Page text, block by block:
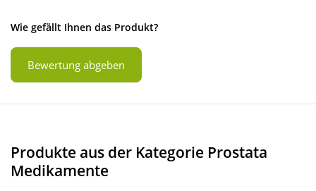
Wie gefällt Ihnen das Produkt?
Bewertung abgeben
Produkte aus der Kategorie Prostata
Medikamente